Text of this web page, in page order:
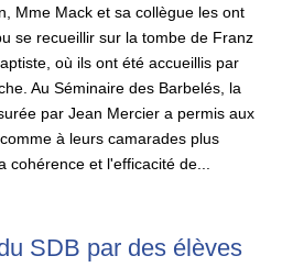
Mme Mack et sa collègue les ont
se recueillir sur la tombe de Franz
où ils ont été accueillis par
Au Séminaire des Barbelés, la
par Jean Mercier a permis aux
à leurs camarades plus
et l'efficacité de...
SDB par des élèves